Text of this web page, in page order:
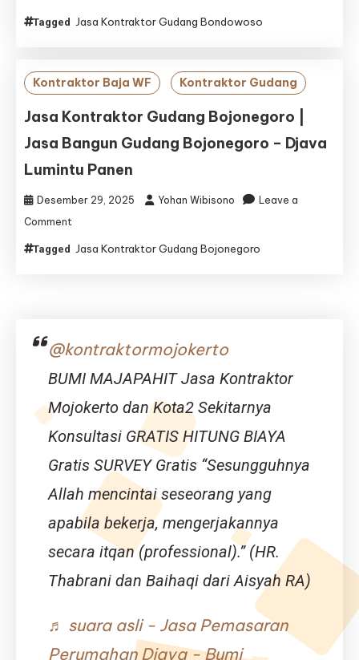
Kontraktor
|
Jasa
Gudang
Bondowoso
Djava
Tagged Jasa Kontraktor Gudang Bondowoso
Kontraktor Baja WF Kontraktor Gudang
Jasa Kontraktor Gudang Bojonegoro |
Jasa Bangun Gudang Bojonegoro – Djava
Lumintu Panen
Desember 29, 2025 Yohan Wibisono
Leave a
Comment
Kontraktor
Gudang
–
Djava
Panen
Tagged Jasa Kontraktor Gudang Bojonegoro
@kontraktormojokerto
BUMI MAJAPAHIT Jasa Kontraktor
Mojokerto dan Kota2 Sekitarnya
Konsultasi GRATIS HITUNG BIAYA
Gratis SURVEY Gratis “Sesungguhnya
Allah mencintai seseorang yang
apabila bekerja, mengerjakannya
secara itqan (professional).” (HR.
Thabrani dan Baihaqi dari Aisyah RA)
♬ suara asli - Jasa Pemasaran
Perumahan Djava - Bumi